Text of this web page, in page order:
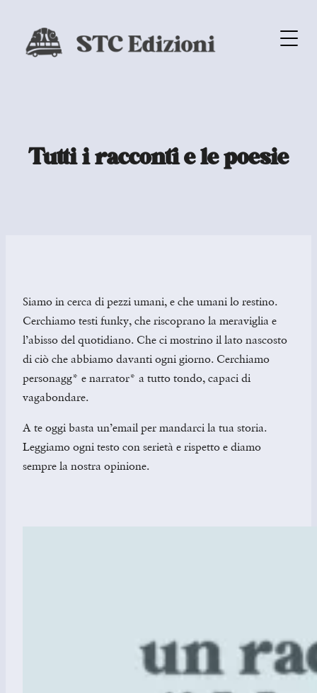
Tutti i racconti e le poesie
Siamo in cerca di pezzi umani, e che umani lo restino.
Cerchiamo testi funky, che riscoprano la meraviglia e
l’abisso del quotidiano. Che ci mostrino il lato nascosto
di ciò che abbiamo davanti ogni giorno. Cerchiamo
personagg* e narrator* a tutto tondo, capaci di
vagabondare.
A te oggi basta un’email per mandarci la tua storia.
Leggiamo ogni testo con serietà e rispetto e diamo
sempre la nostra opinione.